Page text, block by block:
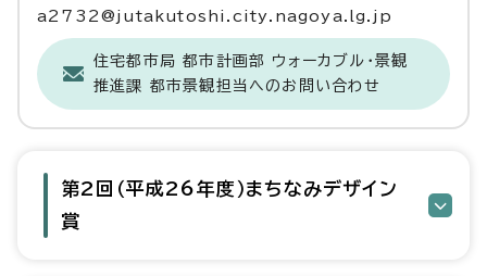
a2732@jutakutoshi.city.nagoya.lg.jp
住宅都市局 都市計画部 ウォーカブル・景観
推進課 都市景観担当へのお問い合わせ
第2回（平成26年度）まちなみデザイン
賞